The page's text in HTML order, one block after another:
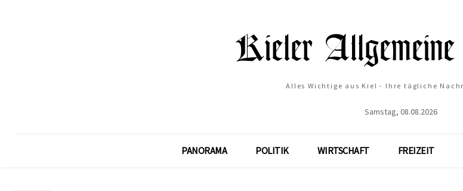
Alles Wichtige aus Kiel - Ihre tägliche
Samstag, 08.08.2026
PANORAMA POLITIK WIRTSCHAFT FREIZEIT